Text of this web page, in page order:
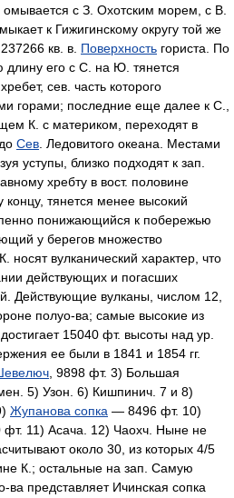
омывается с З. Охотским морем, с В.
к Гижигинскому округу той же
кв. в. Поверхность гориста. По
длину его с С. на Ю. тянется
сев. часть которого
горами; последние еще далее к С.,
К. с материком, переходят в
Сев . Ледовитого океана. Местами
уступы, близко подходят к зап.
хребту в вост. половине
тянется менее высокий
понижающийся к побережью
у берегов множество
носят вулканический характер, что
действующих и погасших
Действующие вулканы, числом 12,
полуо-ва; самые высокие из
15040 фт. высоты над ур.
ее были в 1841 и 1854 гг.
, 9898 фт. 3) Большая
5) Узон. 6) Кишпинич. 7 и 8)
Жупанова сопка — 8496 фт. 10)
11) Асача. 12) Чаохч. Ныне не
около 30, из которых 4/5
К.; остальные на зап. Самую
ва представляет Ичинская сопка